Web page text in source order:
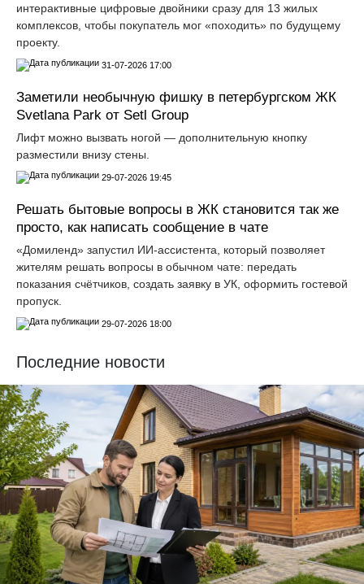
интерактивные цифровые двойники сразу для 13 жилых
комплексов, чтобы покупатель мог «походить» по будущему
проекту.
31-07-2026 17:00
Заметили необычную фишку в петербургском ЖК
Svetlana Park от Setl Group
Лифт можно вызвать ногой — дополнительную кнопку
разместили внизу стены.
29-07-2026 19:45
Решать бытовые вопросы в ЖК становится так же
просто, как написать сообщение в чате
«Домиленд» запустил ИИ-ассистента, который позволяет
жителям решать вопросы в обычном чате: передать
показания счётчиков, создать заявку в УК, оформить гостевой
пропуск.
29-07-2026 18:00
Последние новости